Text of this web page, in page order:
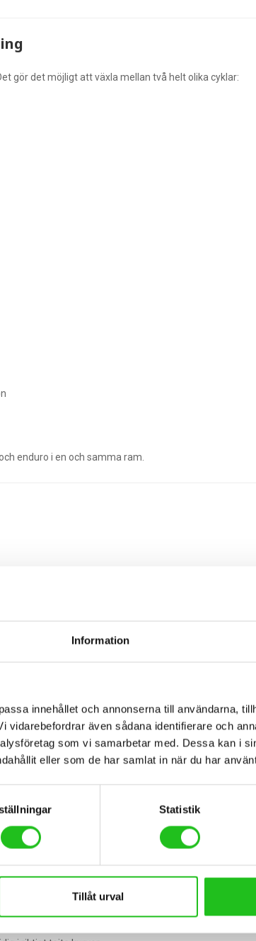
Information
innehållet och annonserna till användarna,
vidarebefordrar även sådana identifierare och
som vi samarbetar med. Dessa kan i
eller som de har samlat in när du har
Statistik
Tillåt urval
gör det möjligt att växla mellan två helt olika cyklar:
enduro i en och samma ram.
hjul.
den stabila fjädringen gör att cykeln ligger klistrad